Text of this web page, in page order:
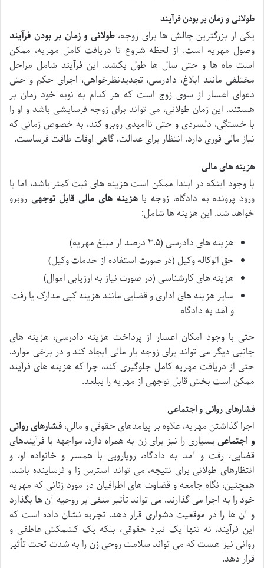
طولانی و زمان بر بودن فرآیند
یکی از بزرگترین چالش ها برای زوجه،طولانی و زمان بر بودن فرآیند
وصول مهریه است. از لحظه شروع تا دریافت کامل مهریه، ممکن
است ماه ها و حتی سال ها طول بکشد. این فرآیند شامل مراحل
مختلفی مانند ابلاغ، دادرسی، تجدیدنظرخواهی، اجرای حکم و حتی
دعوای اعسار از سوی زوج است که هر کدام به نوبه خود زمان بر
هستند. این زمان طولانی، می تواند برای زوجه فرسایشی باشد و او را
با خستگی، دلسردی و حتی ناامیدی روبرو کند، به خصوص زمانی که
نیاز مالی فوری دارد. انتظار برای عدالت، گاهی اوقات طاقت فرساست.
هزینه های مالی
با وجود اینکه در ابتدا ممکن است هزینه های ثبت کمتر باشد، اما با
ورود پرونده به دادگاه، زوجه باهزینه های مالی قابل توجهی روبرو
خواهد شد. این هزینه ها شامل:
هزینه های دادرسی (۳.۵ درصد از مبلغ مهریه)
حق الوکاله وکیل (در صورت استفاده از خدمات وکیل)
هزینه های کارشناسی (در صورت نیاز به ارزیابی اموال)
سایر هزینه های اداری و قضایی مانند هزینه کپی مدارک یا رفت
و آمد به دادگاه
حتی با وجود امکان اعسار از پرداخت هزینه دادرسی، هزینه های
جانبی دیگر می تواند برای زوجه بار مالی ایجاد کند و در برخی موارد،
حتی از دریافت مهریه کامل جلوگیری کند، چرا که هزینه های فرآیند
ممکن است بخش قابل توجهی از مهریه را ببلعد.
فشارهای روانی و اجتماعی
اجرا گذاشتن مهریه، علاوه بر پیامدهای حقوقی و مالی،فشارهای روانی
و اجتماعیبسیاری را نیز برای زن به همراه دارد. مواجهه با فرآیندهای
قضایی، رفت و آمد به دادگاه، رویارویی با همسر و خانواده او، و
انتظارهای طولانی برای نتیجه، می تواند استرس زا و فرساینده باشد.
همچنین، نگاه جامعه و قضاوت های اطرافیان در مورد زنانی که مهریه
خود را به اجرا می گذارند، می تواند تأثیر منفی بر روحیه آن ها بگذارد
و آن ها را در موقعیت دشواری قرار دهد. تجربه نشان داده است که
این فرآیند، نه تنها یک نبرد حقوقی، بلکه یک کشمکش عاطفی و
روانی نیز هست که می تواند سلامت روحی زن را به شدت تحت تأثیر
قرار دهد.